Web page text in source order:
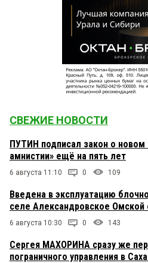
СВЕЖИЕ НОВОСТИ
ПУТИН подписал закон о новом
амнистии» ещё на пять лет
6 августа 11:10 0 109
Введена в эксплуатацию
селе Александровское Омской
6 августа 10:30 0 143
Сергея МАХОРИНА сразу же
пограничного управления в